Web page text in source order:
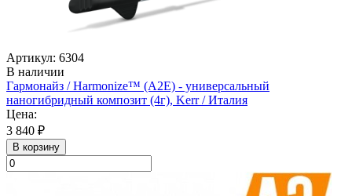
Артикул: 6304
В наличии
Гармонайз / Harmonize™ (А2Е) - универсальный
наногибридный композит (4г), Kerr / Италия
Цена:
3 840 ₽
В корзину